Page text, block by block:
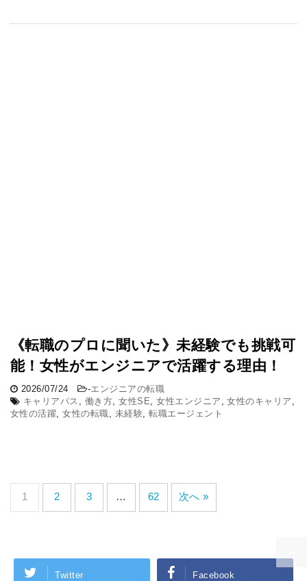
《転職のプロに聞いた》未経験でも挑戦可
能！女性がエンジニアで活躍する理由！
2026/07/24 -エンジニアの転職
キャリアパス
働き方 ,女性SE ,女性エンジニア ,女性のキャリア
女性の活躍 ,女性の転職 未経験 ,転職エージェント
1 2 3 … 62 次へ »
Twitter Facebook